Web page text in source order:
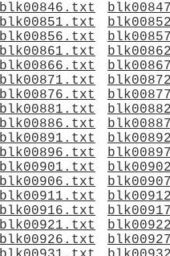
blk00846.txt
blk00851.txt
blk00856.txt
blk00861.txt
blk00866.txt
blk00871.txt
blk00876.txt
blk00881.txt
blk00886.txt
blk00891.txt
blk00896.txt
blk00901.txt
blk00906.txt
blk00911.txt
blk00916.txt
blk00921.txt
blk00926.txt